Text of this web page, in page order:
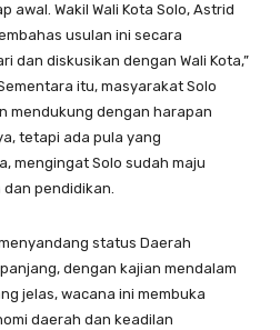
awal. Wakil Wali Kota Solo, Astrid
usulan ini secara
dan diskusikan dengan Wali Kota,”
itu, masyarakat Solo
mendukung dengan harapan
tetapi ada pula yang
mengingat Solo sudah maju
pendidikan.
status Daerah
dengan kajian mendalam
jelas, wacana ini membuka
daerah dan keadilan